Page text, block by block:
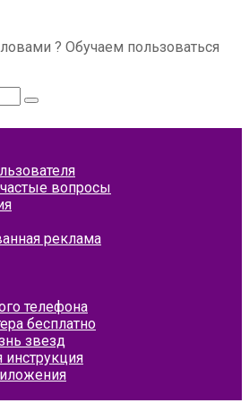
? Обучаем пользоваться
вопросы
реклама
телефона
бесплатно
звезд